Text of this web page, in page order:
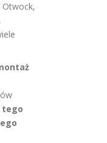
tego